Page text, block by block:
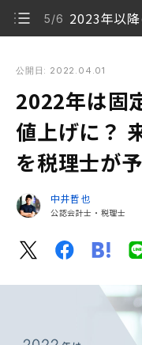
5/6 2023年以
正を税理士が予測解
1/6 税制改正までの流
2/6 変更の目玉、住
父母や祖父母か
4/6 住宅地の固定資
5/6 2023年以降の注
6/6 税制動向は議事
公開日: 2022.04.01
2022年は固
値上げに？
を税理士が
中井哲也
公認会計士・税理士